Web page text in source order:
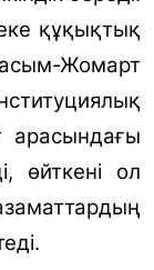
құқықтық
Жомарт
өйткені ол